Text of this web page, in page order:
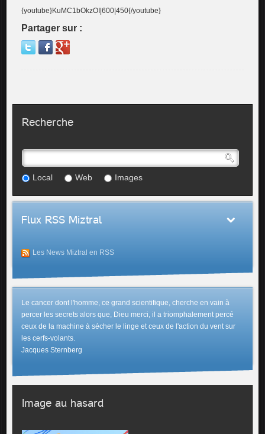
{youtube}KuMC1bOkzOI|600|450{/youtube}
Partager sur :
Recherche
Local Web Images
Flux RSS Miztral
Les News Miztral en RSS
Le cancer dont l'homme, ce grand scientifique, cherche en vain à
percer les secrets alors que, Dieu merci, il a triomphalement percé
ceux de la machine à sécher le linge et ceux de l'action du vent sur
les cerfs-volants.
Jacques Sternberg
Image au hasard